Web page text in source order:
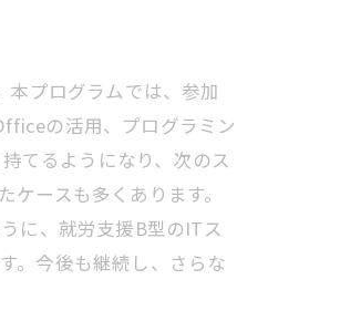
プログラムでは、参加
の活用、プログラミン
てるようになり、次のス
ースも多くあります。
に、就労支援B型のITス
。今後も継続し、さらな